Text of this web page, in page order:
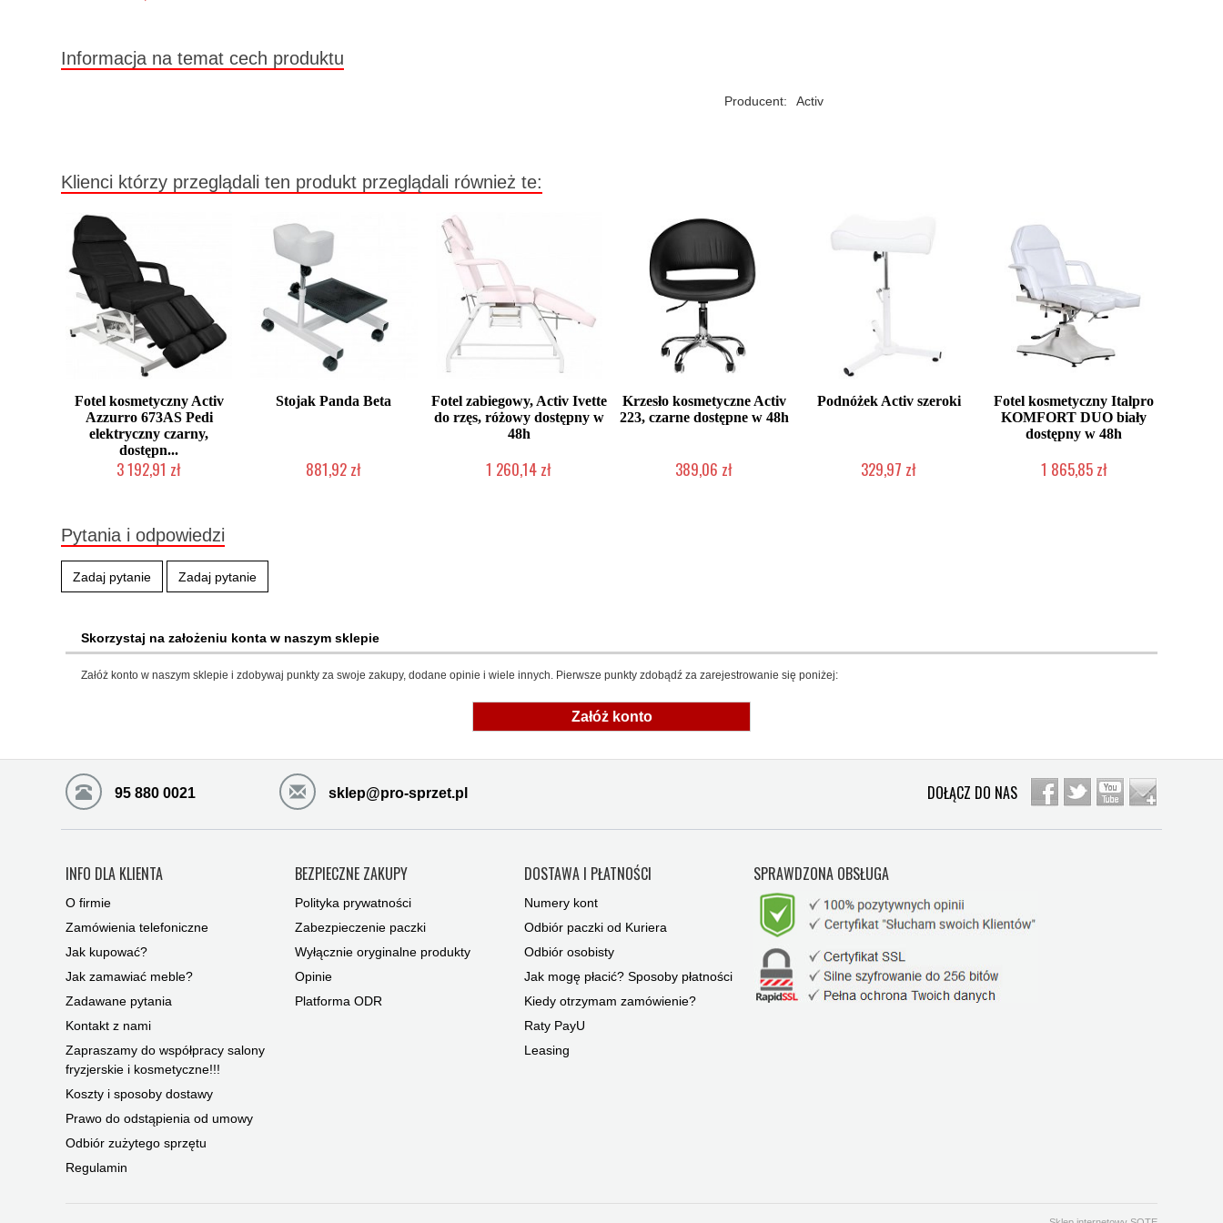
Informacja na temat cech produktu
Producent: Activ
Klienci którzy przeglądali ten produkt przeglądali również te:
Fotel kosmetyczny Activ
Azzurro 673AS Pedi
elektryczny czarny,
dostępn...
3 192,91 zł
Stojak Panda Beta
881,92 zł
Fotel zabiegowy, Activ Ivette
do rzęs, różowy dostępny w
48h
1 260,14 zł
Krzesło kosmetyczne Activ
223, czarne dostępne w 48h
389,06 zł
Podnóżek Activ szeroki
329,97 zł
Fotel kosmetyczny Italpro
KOMFORT DUO biały
dostępny w 48h
1 865,85 zł
Pytania i odpowiedzi
Zadaj pytanie Zadaj pytanie
Skorzystaj na założeniu konta w naszym sklepie
Załóż konto w naszym sklepie i zdobywaj punkty za swoje zakupy, dodane opinie i wiele innych. Pierwsze punkty zdobądź za zarejestrowanie się poniżej:
Załóż konto
95 880 0021 sklep@pro-sprzet.pl DOŁĄCZ DO NAS
INFO DLA KLIENTA
O firmie
Zamówienia telefoniczne
Jak kupować?
Jak zamawiać meble?
Zadawane pytania
Kontakt z nami
Zapraszamy do współpracy salony
fryzjerskie i kosmetyczne!!!
Koszty i sposoby dostawy
Prawo do odstąpienia od umowy
Odbiór zużytego sprzętu
Regulamin
BEZPIECZNE ZAKUPY
Polityka prywatności
Zabezpieczenie paczki
Wyłącznie oryginalne produkty
Opinie
Platforma ODR
DOSTAWA I PŁATNOŚCI
Numery kont
Odbiór paczki od Kuriera
Odbiór osobisty
Jak mogę płacić? Sposoby płatności
Kiedy otrzymam zamówienie?
Raty PayU
Leasing
SPRAWDZONA OBSŁUGA